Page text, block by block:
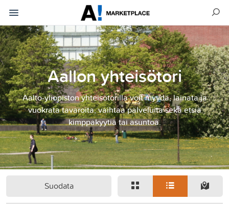
Aallon yhteisötori
Aalto-yliopiston yhteisötorilla voit myydä, lainata ja
vuokrata tavaroita, vaihtaa palveluita sekä etsiä
kimppakyytiä tai asuntoa.
Suodata